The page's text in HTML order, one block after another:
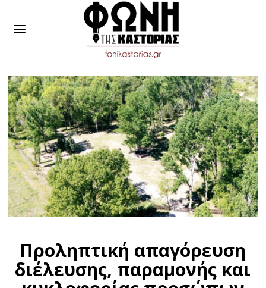
Προληπτική απαγόρευση
διέλευσης, παραμονής και